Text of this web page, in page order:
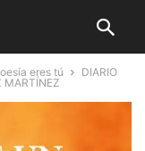
eres tú
DIARIO
MARTÍNEZ